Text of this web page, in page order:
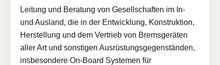
Leitung und Beratung von Gesellschaften im In-
und Ausland, die in der Entwicklung, Konstruktion,
Herstellung und dem Vertrieb von Bremsgeräten
aller Art und sonstigen Ausrüstungsgegenständen,
insbesondere On-Board Systemen für